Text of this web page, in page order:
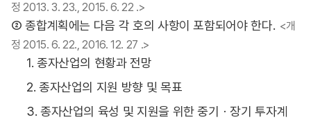
정 2013. 3. 23., 2015. 6. 22 .>
② 종합계획에는 다음 각 호의 사항이 포함되어야 한다. <개
정 2015. 6. 22., 2016. 12. 27 .>
1. 종자산업의 현황과 전망
2. 종자산업의 지원 방향 및 목표
3. 종자산업의 육성 및 지원을 위한 중기ㆍ장기 투자계